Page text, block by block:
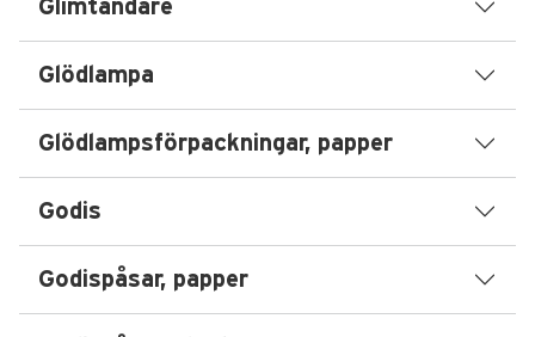
Glimtändare
Glödlampa
Glödlampsförpackningar, papper
Godis
Godispåsar, papper